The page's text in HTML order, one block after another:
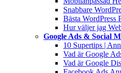
Snabbare
Bästa WordPress
Hur väljer jag
Google Ads & Social
10 Supertips |
Vad är Google
Vad är Google